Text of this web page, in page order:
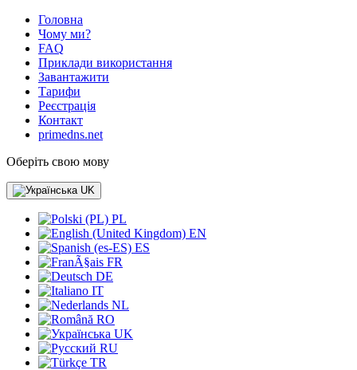
Головна
Чому ми?
FAQ
Приклади використання
Завантажити
Тарифи
Реєстрація
Контакт
primedns.net
Оберіть свою мову
UK
PL
EN
ES
FR
DE
IT
NL
RO
UK
RU
TR